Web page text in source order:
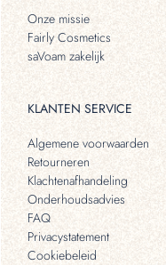
Onze missie
Fairly Cosmetics
saVoam zakelijk
KLANTEN SERVICE
Algemene voorwaarden
Retourneren
Klachtenafhandeling
Onderhoudsadvies
FAQ
Privacystatement
Cookiebeleid